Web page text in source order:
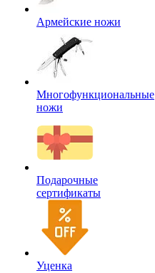
Армейские ножи
Многофункциональные
ножи
Подарочные
сертификаты
Уценка